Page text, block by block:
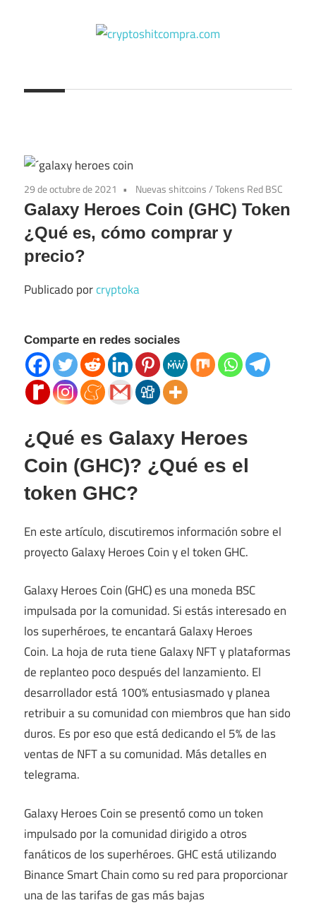
29 de octubre de 2021 Nuevas shitcoins/Tokens Red BSC
Galaxy Heroes Coin (GHC) Token
¿Qué es, cómo comprar y
precio?
Publicado porcryptoka
Comparte en redes sociales
¿Qué es Galaxy Heroes
Coin (GHC)? ¿Qué es el
token GHC?
En este artículo, discutiremos información sobre el
proyecto Galaxy Heroes Coin y el token GHC.
Galaxy Heroes Coin (GHC) es una moneda BSC
impulsada por la comunidad. Si estás interesado en
los superhéroes, te encantará Galaxy Heroes
Coin. La hoja de ruta tiene Galaxy NFT y plataformas
de replanteo poco después del lanzamiento. El
desarrollador está 100% entusiasmado y planea
retribuir a su comunidad con miembros que han sido
duros. Es por eso que está dedicando el 5% de las
ventas de NFT a su comunidad. Más detalles en
telegrama.
Galaxy Heroes Coin se presentó como un token
impulsado por la comunidad dirigido a otros
fanáticos de los superhéroes. GHC está utilizando
Binance Smart Chain como su red para proporcionar
una de las tarifas de gas más bajas